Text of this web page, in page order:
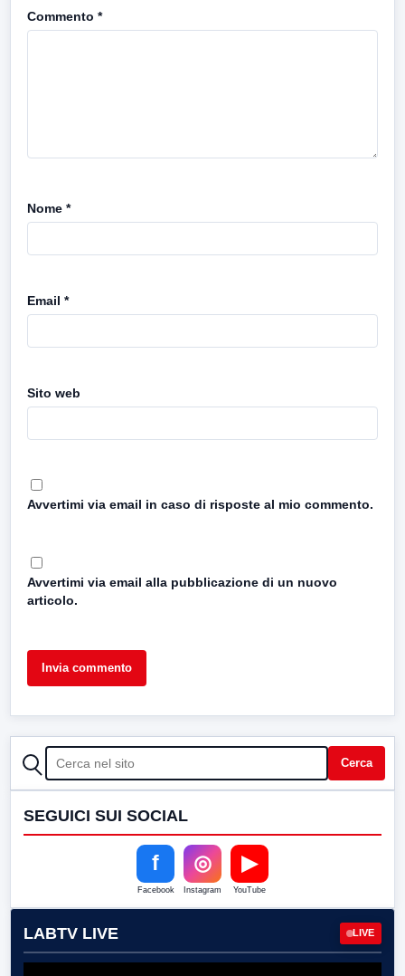
Commento *
Nome *
Email *
Sito web
Avvertimi via email in caso di risposte al mio commento.
Avvertimi via email alla pubblicazione di un nuovo
articolo.
CERCA Cerca
SEGUICI SUI SOCIAL
f
Facebook
◎
Instagram
▶
YouTube
LABTV LIVE LIVE